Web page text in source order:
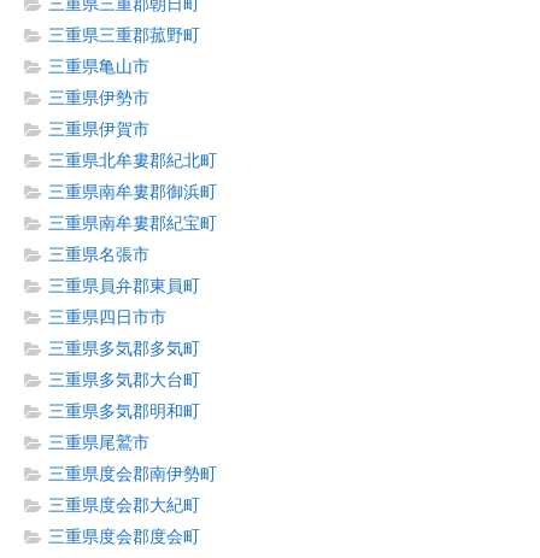
三重県三重郡朝日町
三重県三重郡菰野町
三重県亀山市
三重県伊勢市
三重県伊賀市
三重県北牟婁郡紀北町
三重県南牟婁郡御浜町
三重県南牟婁郡紀宝町
三重県名張市
三重県員弁郡東員町
三重県四日市市
三重県多気郡多気町
三重県多気郡大台町
三重県多気郡明和町
三重県尾鷲市
三重県度会郡南伊勢町
三重県度会郡大紀町
三重県度会郡度会町